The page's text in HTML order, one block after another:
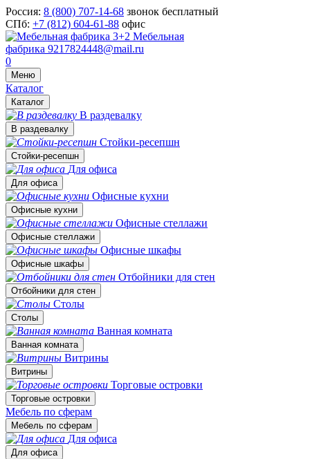
Россия: 8 (800) 707-14-68 звонок бесплатный
СПб: +7 (812) 604-61-88 офис
Мебельная
фабрика 9217824448@mail.ru
0
Меню
Каталог
Каталог
В раздевалку
В раздевалку
Стойки-ресепшн
Стойки-ресепшн
Для офиса
Для офиса
Офисные кухни
Офисные кухни
Офисные стеллажи
Офисные стеллажи
Офисные шкафы
Офисные шкафы
Отбойники для стен
Отбойники для стен
Столы
Столы
Ванная комната
Ванная комната
Витрины
Витрины
Торговые островки
Торговые островки
Мебель по сферам
Мебель по сферам
Для офиса
Для офиса